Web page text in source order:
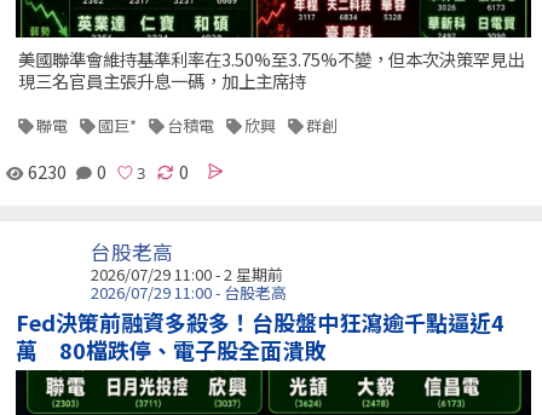
美國聯準會維持基準利率在3.50%至3.75%不變，但本次決策罕見出
現三名官員主張升息一碼，加上主席持
聯電 國巨* 台積電 欣興 群創
6230 0 0
台股老高
2026/07/29 11:00 - 2 星期前
2026/07/29 11:00 - 台股老高
Fed決策前融資多殺多！台股盤中狂瀉逾千點逼近4
萬 80檔跌停、電子股全面潰敗